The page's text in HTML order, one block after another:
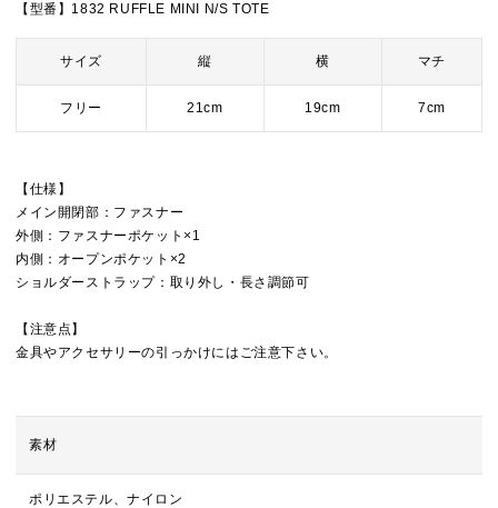
【型番】1832 RUFFLE MINI N/S TOTE
サイズ 縦 横 マチ
フリー 21cm 19cm 7cm
【仕様】
メイン開閉部：ファスナー
外側：ファスナーポケット×1
内側：オープンポケット×2
ショルダーストラップ：取り外し・長さ調節可
【注意点】
金具やアクセサリーの引っかけにはご注意下さい。
素材
ポリエステル、ナイロン